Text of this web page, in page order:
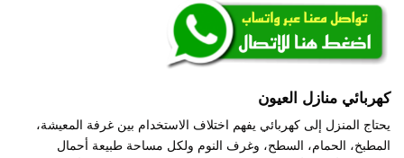
كهربائي منازل العيون
يحتاج المنزل إلى كهربائي يفهم اختلاف الاستخدام بين غرفة المعيشة،
المطبخ، الحمام، السطح، وغرف النوم ولكل مساحة طبيعة أحمال